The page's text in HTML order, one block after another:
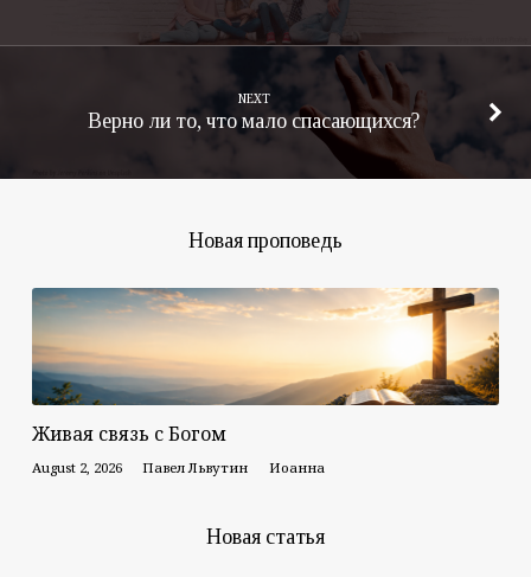
NEXT
Верно ли то, что мало спасающихся?
Новая проповедь
Живая связь с Богом
August 2, 2026 Павел Львутин Иоанна
Новая статья